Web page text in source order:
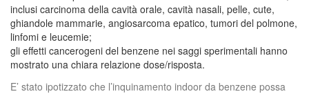
inclusi carcinoma della cavità orale, cavità nasali, pelle, cute,
ghiandole mammarie, angiosarcoma epatico, tumori del polmone,
linfomi e leucemie;
gli effetti cancerogeni del benzene nei saggi sperimentali hanno
mostrato una chiara relazione dose/risposta.
E’ stato ipotizzato che l’inquinamento indoor da benzene possa